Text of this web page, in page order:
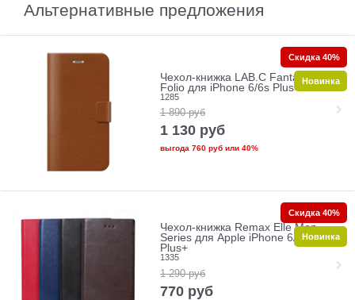
Альтернативные предложения
Чехол-книжка LAB.C Fantastic 5
Folio для iPhone 6/6s Plus+
1285
1 890 руб
1 130 руб
выгода 760 рубили 40%
Скидка 40%
Новинка
Чехол-книжка Remax Elle Men
Series для Apple iPhone 6/6s
Plus+
1335
1 290 руб
770 руб
Скидка 40%
Новинка